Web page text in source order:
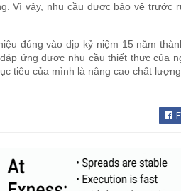
Vì vậy, nhu cầu được bảo vệ trước
đúng vào dịp kỷ niệm 15 năm
ứng được nhu cầu thiết thực của
tiêu của mình là nâng cao chất